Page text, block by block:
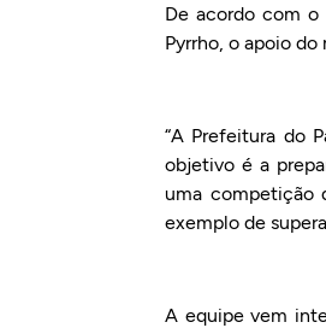
De acordo com
Pyrrho, o apoio
“A Prefeitura do
objetivo é a
uma competição
exemplo de
A equipe vem